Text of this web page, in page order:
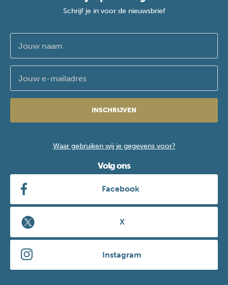
Schrijf je in voor de nieuwsbrief
INSCHRIJVEN
Waar gebruiken wij je gegevens voor?
Volg ons
Facebook
X
Instagram